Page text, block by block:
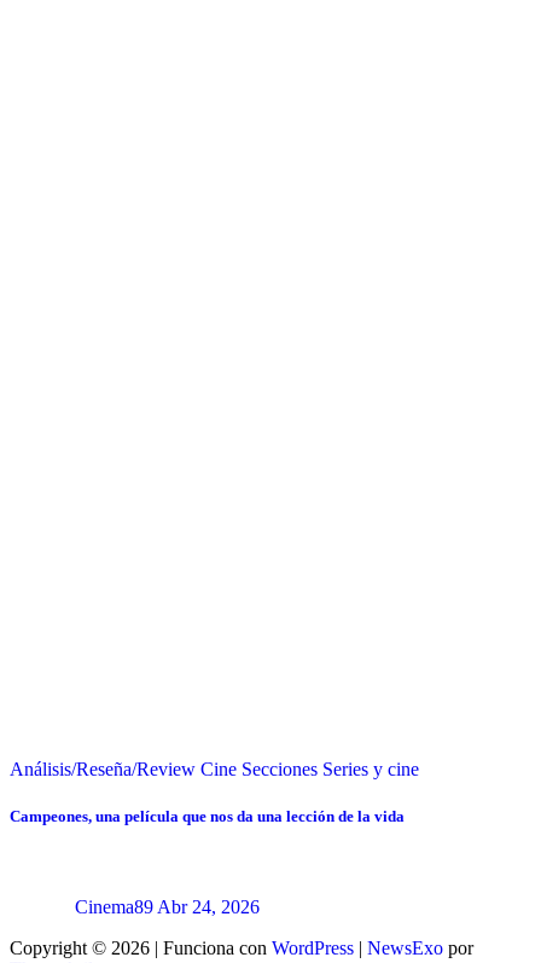
Análisis/Reseña/Review Cine Secciones Series y cine
Campeones, una película que nos da una lección de la vida
Cinema89 Abr 24, 2026
Copyright © 2026 | Funciona con WordPress | NewsExo por